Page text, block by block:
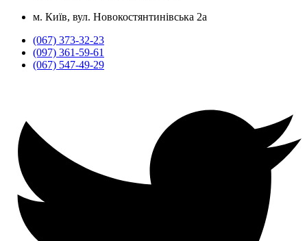
м. Київ, вул. Новокостянтинівська 2а
(067) 373-32-23
(097) 361-59-61
(067) 547-49-29